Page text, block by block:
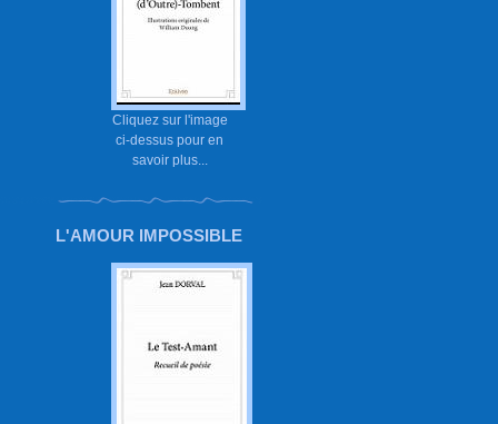
Cliquez sur l'image
ci-dessus pour en
savoir plus...
L'AMOUR IMPOSSIBLE